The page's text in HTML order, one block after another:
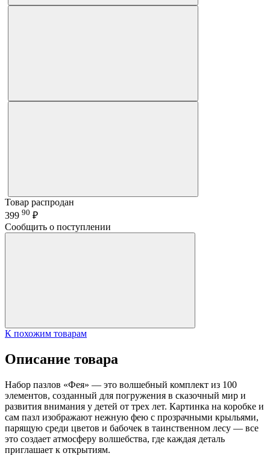
Товар распродан
399 90 ₽
Сообщить о поступлении
К похожим товарам
Описание товара
Набор пазлов «Фея» — это волшебный комплект из 100
элементов, созданный для погружения в сказочный мир и
развития внимания у детей от трех лет. Картинка на коробке и
сам пазл изображают нежную фею с прозрачными крыльями,
парящую среди цветов и бабочек в таинственном лесу — все
это создает атмосферу волшебства, где каждая деталь
приглашает к открытиям.